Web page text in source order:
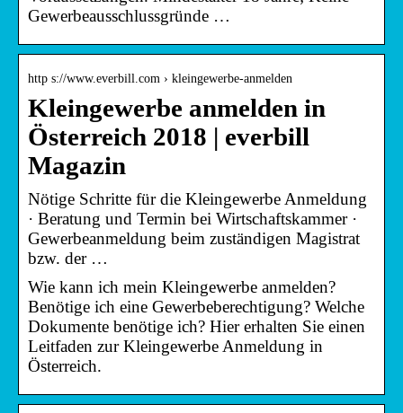
Gewerbeausschlussgründe …
http s://www.everbill.com › kleingewerbe-anmelden
Kleingewerbe anmelden in
Österreich 2018 | everbill
Magazin
Nötige Schritte für die Kleingewerbe Anmeldung
· Beratung und Termin bei Wirtschaftskammer ·
Gewerbeanmeldung beim zuständigen Magistrat
bzw. der …
Wie kann ich mein Kleingewerbe anmelden?
Benötige ich eine Gewerbeberechtigung? Welche
Dokumente benötige ich? Hier erhalten Sie einen
Leitfaden zur Kleingewerbe Anmeldung in
Österreich.